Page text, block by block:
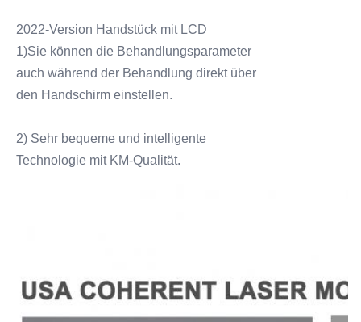
2022-Version Handstück mit LCD
1)Sie können die Behandlungsparameter
auch während der Behandlung direkt über
den Handschirm einstellen.
2) Sehr bequeme und intelligente
Technologie mit KM-Qualität.